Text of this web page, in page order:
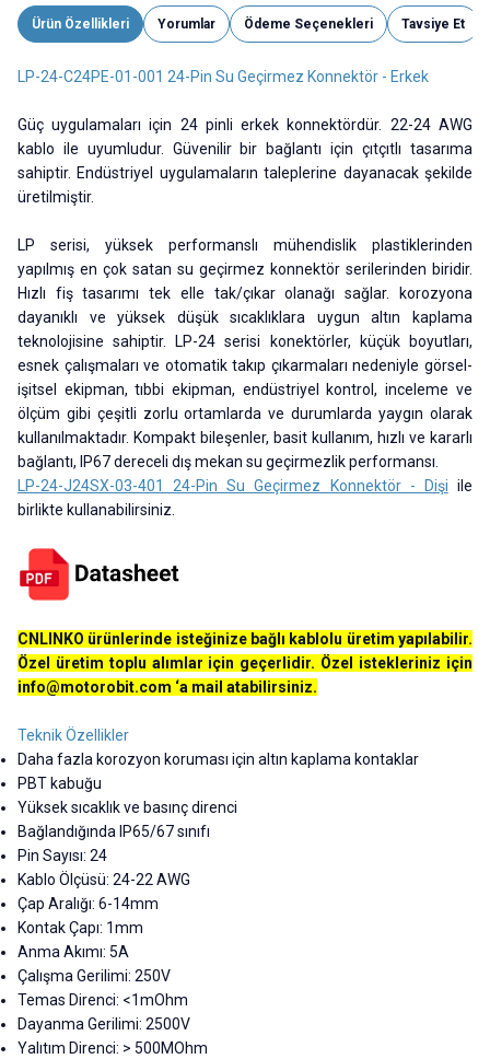
Ürün Özellikleri Yorumlar Ödeme Seçenekleri Tavsiye Et
LP-24-C24PE-01-001 24-Pin Su Geçirmez Konnektör - Erkek
Güç uygulamaları için 24 pinli erkek konnektördür. 22-24 AWG
kablo ile uyumludur. Güvenilir bir bağlantı için çıtçıtlı tasarıma
sahiptir. Endüstriyel uygulamaların taleplerine dayanacak şekilde
üretilmiştir.
LP serisi, yüksek performanslı mühendislik plastiklerinden
yapılmış en çok satan su geçirmez konnektör serilerinden biridir.
Hızlı fiş tasarımı tek elle tak/çıkar olanağı sağlar. korozyona
dayanıklı ve yüksek düşük sıcaklıklara uygun altın kaplama
teknolojisine sahiptir. LP-24 serisi konektörler, küçük boyutları,
esnek çalışmaları ve otomatik takıp çıkarmaları nedeniyle görsel-
işitsel ekipman, tıbbi ekipman, endüstriyel kontrol, inceleme ve
ölçüm gibi çeşitli zorlu ortamlarda ve durumlarda yaygın olarak
kullanılmaktadır. Kompakt bileşenler, basit kullanım, hızlı ve kararlı
bağlantı, IP67 dereceli dış mekan su geçirmezlik performansı.
LP-24-J24SX-03-401 24-Pin Su Geçirmez Konnektör - Dişi ile
birlikte kullanabilirsiniz.
CNLINKO ürünlerinde isteğinize bağlı kablolu üretim yapılabilir.
Özel üretim toplu alımlar için geçerlidir. Özel istekleriniz için
info@motorobit.com ‘a mail atabilirsiniz.
Teknik Özellikler
Daha fazla korozyon koruması için altın kaplama kontaklar
PBT kabuğu
Yüksek sıcaklık ve basınç direnci
Bağlandığında IP65/67 sınıfı
Pin Sayısı: 24
Kablo Ölçüsü: 24-22 AWG
Çap Aralığı: 6-14mm
Kontak Çapı: 1mm
Anma Akımı: 5A
Çalışma Gerilimi: 250V
Temas Direnci: <1mOhm
Dayanma Gerilimi: 2500V
Yalıtım Direnci: > 500MOhm